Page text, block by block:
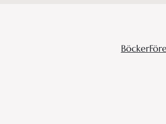
Böcker